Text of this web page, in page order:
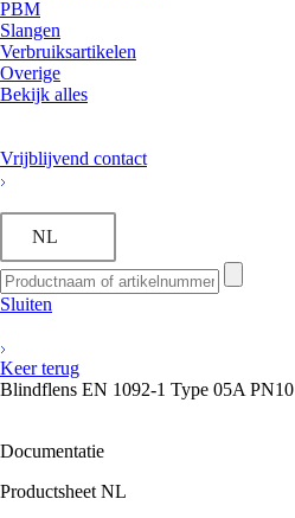
PBM
Slangen
Verbruiksartikelen
Overige
Bekijk alles
Vrijblijvend contact
NL
Sluiten
Keer terug
Blindflens EN 1092-1 Type 05A PN10
Documentatie
Productsheet NL